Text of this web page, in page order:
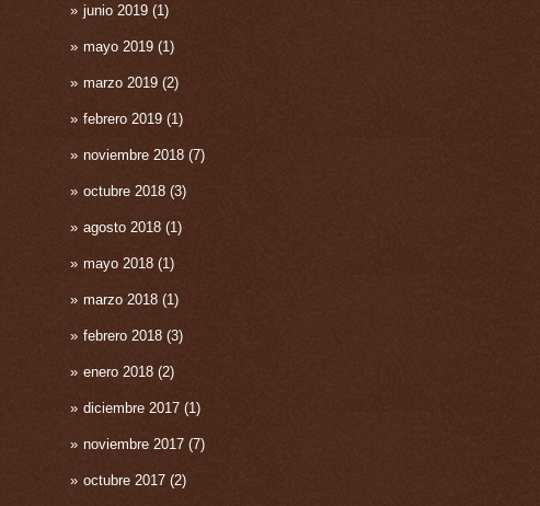
junio 2019 (1)
mayo 2019 (1)
marzo 2019 (2)
febrero 2019 (1)
noviembre 2018 (7)
octubre 2018 (3)
agosto 2018 (1)
mayo 2018 (1)
marzo 2018 (1)
febrero 2018 (3)
enero 2018 (2)
diciembre 2017 (1)
noviembre 2017 (7)
octubre 2017 (2)